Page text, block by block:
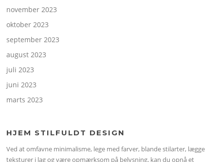
november 2023
oktober 2023
september 2023
august 2023
juli 2023
juni 2023
marts 2023
HJEM STILFULDT DESIGN
Ved at omfavne minimalisme, lege med farver, blande stilarter, lægge
teksturer i lag og være opmærksom på belysning, kan du opnå et